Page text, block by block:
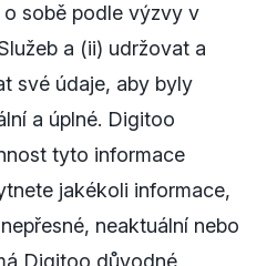
sobě podle výzvy v
a (ii) udržovat a
své údaje, aby byly
a úplné. Digitoo
tyto informace
jakékoli informace,
neaktuální nebo
Digitoo důvodné